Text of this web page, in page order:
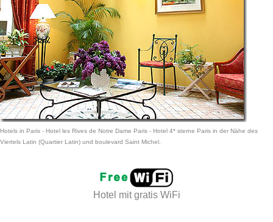
Hotels in Paris - Hotel les Rives de Notre Dame Paris - Hotel 4* sterne Paris in der Nähe des
Viertels Latin (Quartier Latin) und boulevard Saint Michel.
Hotel mitgratis WiFi